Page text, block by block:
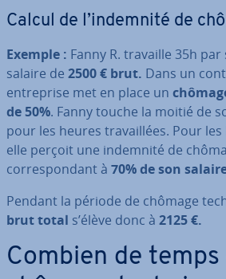
Calcul de l’indemnité de
Exemple : Fanny R. travaille 35h
salaire de 2500 € brut. Dans un
en­tre­prise met en place un
de 50%. Fanny touche la moitié de
pour les heures tra­vail­lées. Pour
elle perçoit une indemnité de
cor­res­pon­dant à 70% de son
Pendant la période de chômage
brut total s’élève donc à 2125 €.
Combien de temps